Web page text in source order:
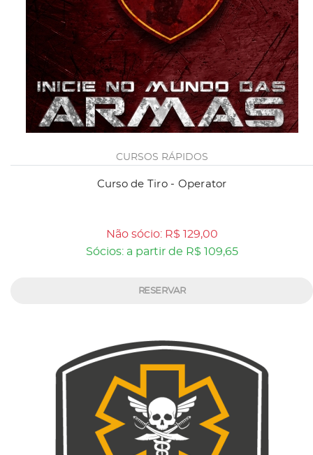
CURSOS RÁPIDOS
Curso de Tiro - Operator
Não sócio: R$ 129,00
Sócios: a partir de R$ 109,65
RESERVAR